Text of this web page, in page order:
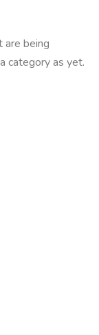
are being
category as yet.